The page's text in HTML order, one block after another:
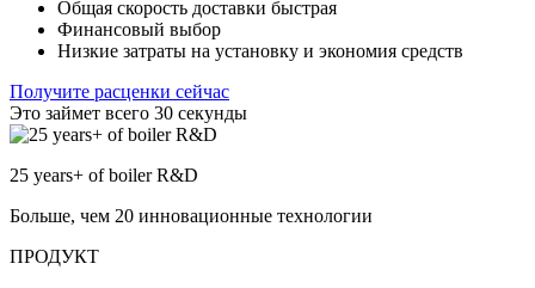
Общая скорость доставки быстрая
Финансовый выбор
Низкие затраты на установку и экономия средств
Получите расценки сейчас
Это займет всего 30 секунды
25 years+ of boiler R&D
Больше, чем 20 инновационные технологии
ПРОДУКТ